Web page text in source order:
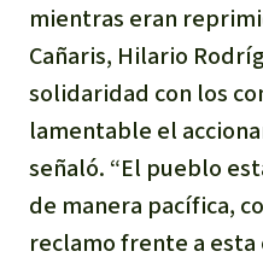
mientras eran
Cañaris, Hilario
solidaridad con los
lamentable el
señaló. “El pueblo
de manera pacífica,
reclamo frente a